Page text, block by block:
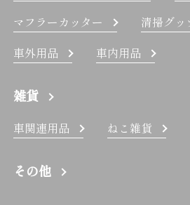
マフラーカッター
清掃グッ
車外用品
車内用品
雑貨
車関連用品 ねこ雑貨
その他